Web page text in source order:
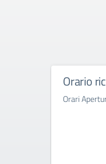
Orario
Orari